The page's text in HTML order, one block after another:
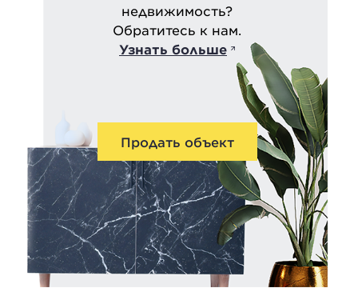
недвижимость?
Обратитесь к нам.
Узнать больше
Продать объект